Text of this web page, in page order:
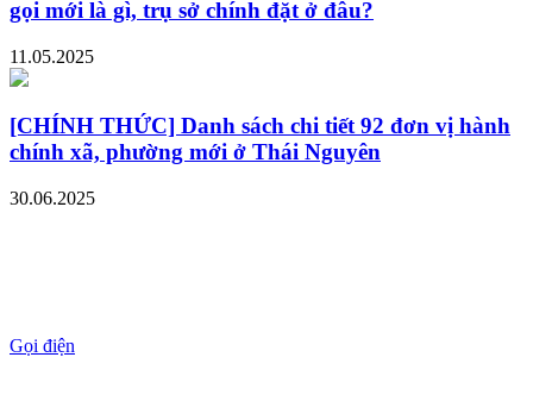
gọi mới là gì, trụ sở chính đặt ở đâu?
11.05.2025
[CHÍNH THỨC] Danh sách chi tiết 92 đơn vị hành
chính xã, phường mới ở Thái Nguyên
30.06.2025
Gọi điện